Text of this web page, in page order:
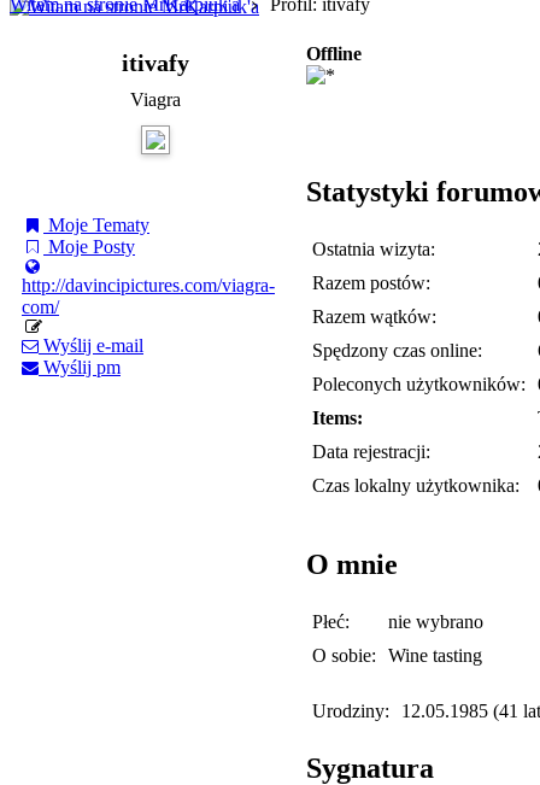
Witam na stronie MrKarpiuk'a
Profil: itivafy
itivafy
Viagra
Moje Tematy
Moje Posty
http://davincipictures.com/viagra-
com/
Wyślij e-mail
Wyślij pm
Offline
Statystyki
Ostatnia wizyta:
Razem postów:
Razem wątków:
Spędzony czas online:
Poleconych użytkowników:
Items:
Data rejestracji:
Czas lokalny użytkownika:
O mnie
Płeć:
nie wybrano
O sobie:
Wine tasting
Urodziny: 12.05.1985 (41
Sygnatura